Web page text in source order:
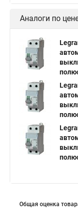
Аналоги по
Общая оценка